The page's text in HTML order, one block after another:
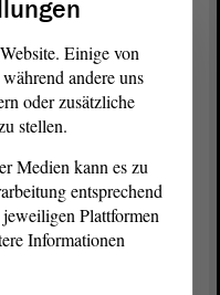
meine sehr
Stelle, dass die
zur
die
Ein Gutachten,
der
ohne
Ergebnisse
Einige von
andere uns
oder zusätzliche
stellen.
Medien kann es zu
entsprechend
Plattformen
Informationen